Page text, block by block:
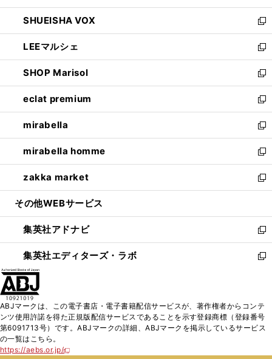
ウ
で
開
く
ン
ド
ウ
で
開
く
ウ
ィ
ン
ド
ウ
で
開
く
し
い
ウ
ィ
ン
ド
ウ
で
開
く
SHUEISHA VOX
新
し
い
ウ
ィ
ン
ド
ウ
で
開
く
LEEマルシェ
新
し
い
ウ
ィ
ン
ド
ウ
で
開
く
SHOP Marisol
新
し
い
ウ
ィ
ン
ド
ウ
で
開
eclat premium
新
し
い
ウ
ィ
ン
ド
ウ
開
く
mirabella
新
し
い
ウ
ィ
ン
ウ
で
開
く
mirabella homme
新
し
い
ウ
ン
ド
ウ
で
zakka market
新
し
ウ
ィ
ン
ド
く
その他WEBサービス
集英社アドナビ
新
し
い
ド
ウ
で
集英社エディターズ・ラボ
新
ィ
ン
ABJマークは、この電子書店・電子書籍配信サービスが、著作権者からコンテ
ンツ使用許諾を得た正規版配信サービスであることを示す登録商標（登録番号
第6091713号）です。ABJマークの詳細、ABJマークを掲示しているサービス
の一覧はこちら。
https://aebs.or.jp/
新